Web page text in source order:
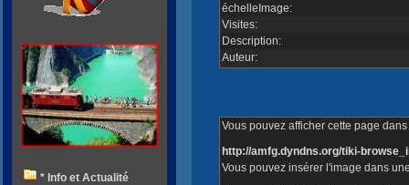
échelleImage:
Visites:
Description:
Auteur:
Vous pouvez afficher cette page
http://amfg.dyndns.org/tiki-
Vous pouvez insérer l'image dans
* Info et Actualité